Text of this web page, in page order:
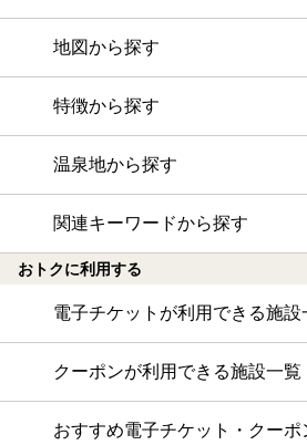
地図から探す
特徴から探す
温泉地から探す
関連キーワードから探す
おトクに利用する
電子チケットが利用できる施設
クーポンが利用できる施設一覧
おすすめ電子チケット・クーポ